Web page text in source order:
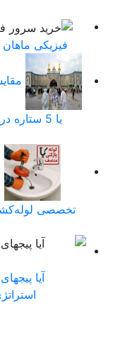
فیزیکی ماهان شبکه
مقایسه
تخصصی لوله‌کشی
آیا پیجهای
استراتژی